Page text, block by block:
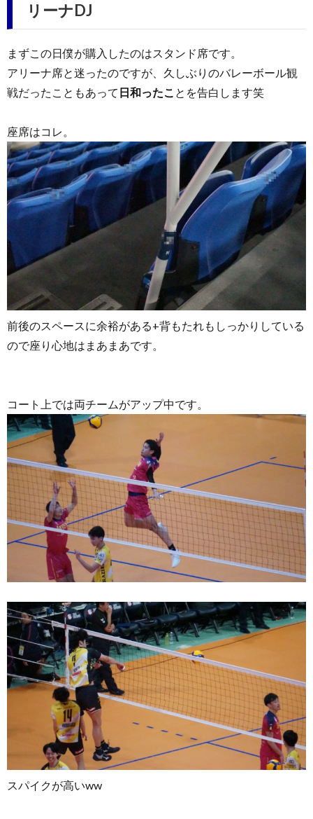
リーナDJ
まずこの日僕が購入したのはスタンド席です。
アリーナ席と迷ったのですが、久しぶりのバレーボール観
戦だったこともあって 日和ったこ とを告白します笑
座席はコレ。
前後のスペースに余裕がある+背もたれもしっかりしている
ので座り心地はまあまあです。
コート上では両チームがアップ中です。
スパイクが高いww